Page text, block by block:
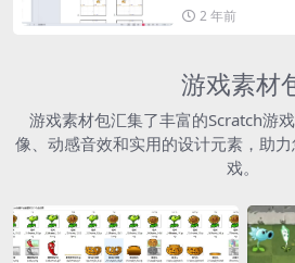
2 年前
游戏素材
游戏素材包汇集了丰富的Scratch游
像、动感音效和实用的设计元素，助
戏。